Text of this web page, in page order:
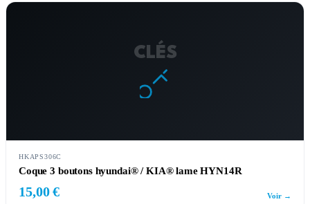
CLÉS
HKAPS306C
Coque 3 boutons hyundai® / KIA® lame HYN14R
15,00 € Voir →